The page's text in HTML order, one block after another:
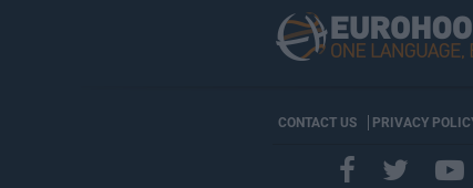
CONTACT US PRIVACY